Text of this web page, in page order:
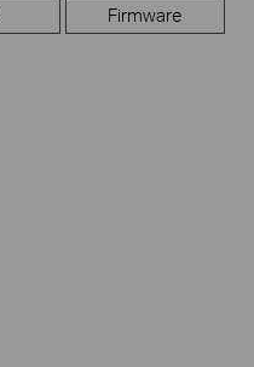
Firmware